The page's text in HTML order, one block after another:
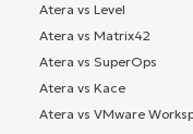
Atera vs Level
Atera vs Matrix42
Atera vs SuperOps
Atera vs Kace
Atera vs VMware